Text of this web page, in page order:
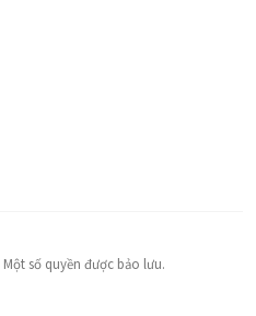
Một số quyền được bảo lưu.